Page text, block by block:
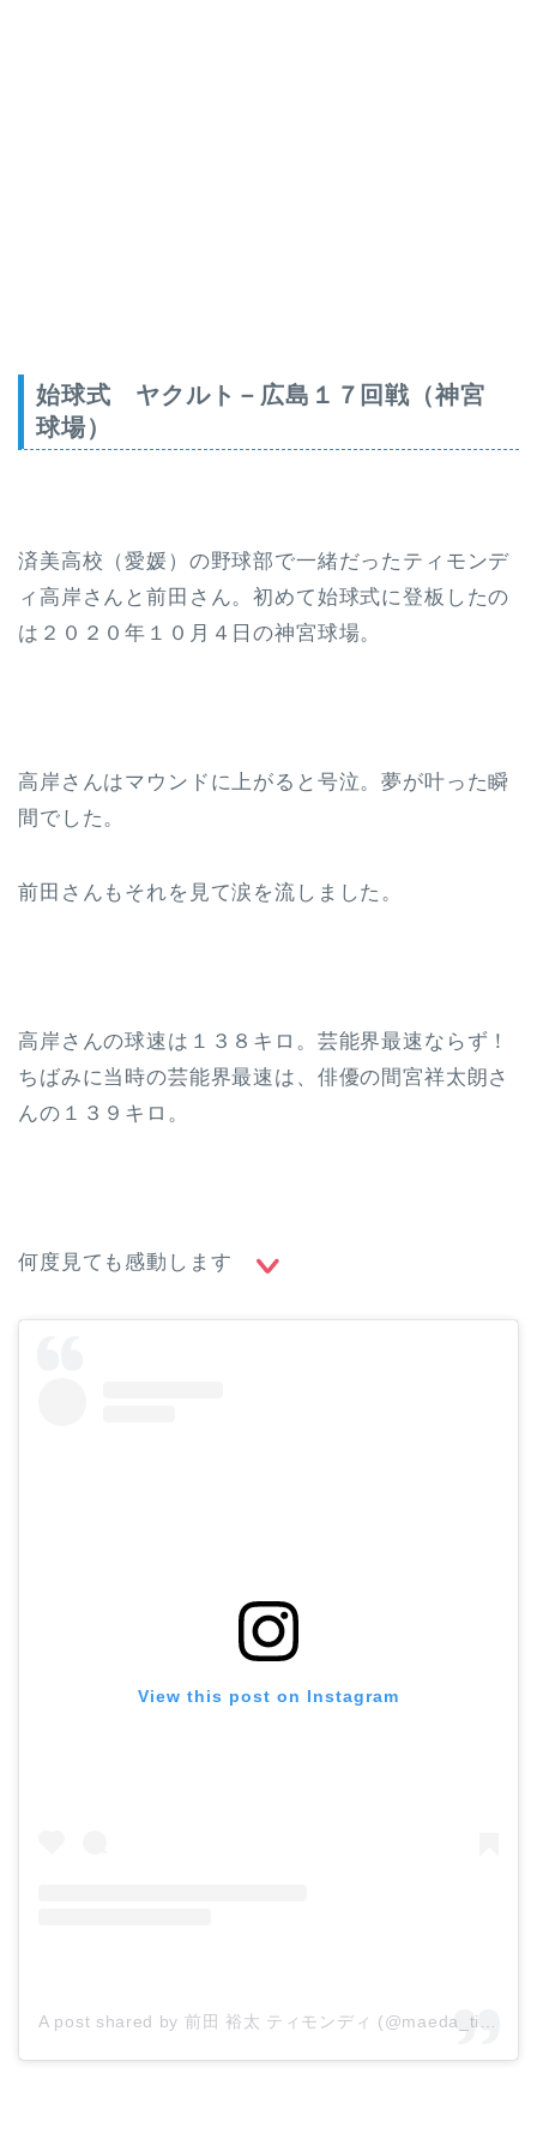
始球式 ヤクルト－広島１７回戦（神宮
球場）
済美高校（愛媛）の野球部で一緒だったティモンデ
ィ高岸さんと前田さん。初めて始球式に登板したの
は２０２０年１０月４日の神宮球場。
高岸さんはマウンドに上がると号泣。夢が叶った瞬
間でした。
前田さんもそれを見て涙を流しました。
高岸さんの球速は１３８キロ。芸能界最速ならず！
ちばみに当時の芸能界最速は、俳優の間宮祥太朗さ
んの１３９キロ。
何度見ても感動します
View this post on Instagram